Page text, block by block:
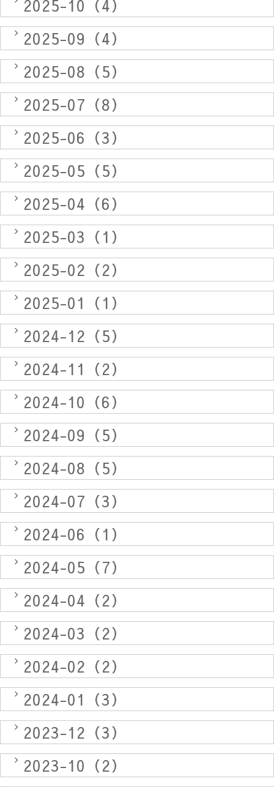
2025-10（4）
2025-09（4）
2025-08（5）
2025-07（8）
2025-06（3）
2025-05（5）
2025-04（6）
2025-03（1）
2025-02（2）
2025-01（1）
2024-12（5）
2024-11（2）
2024-10（6）
2024-09（5）
2024-08（5）
2024-07（3）
2024-06（1）
2024-05（7）
2024-04（2）
2024-03（2）
2024-02（2）
2024-01（3）
2023-12（3）
2023-10（2）